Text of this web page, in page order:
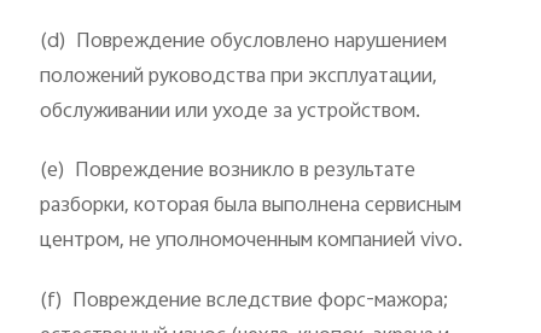
(d) Повреждение обусловлено нарушением
положений руководства при эксплуатации,
обслуживании или уходе за устройством.
(e) Повреждение возникло в результате
разборки, которая была выполнена сервисным
центром, не уполномоченным компанией vivo.
(f) Повреждение вследствие форс-мажора;